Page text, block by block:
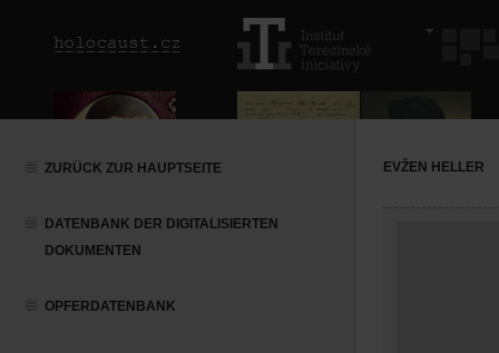
ZURÜCK ZUR HAUPTSEITE
DATENBANK DER DIGITALISIERTEN
DOKUMENTEN
OPFERDATENBANK
EVŽEN HELLER